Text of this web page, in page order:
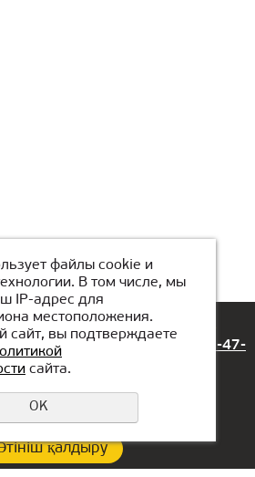
ұсыныстар болса, бізге
хабарласыңыз:
+7(707)837-47-
қалдыру
файлы cookie и
В том числе, мы
IP-адрес для
местоположения.
сайт, вы подтверждаете
сайта.
OK